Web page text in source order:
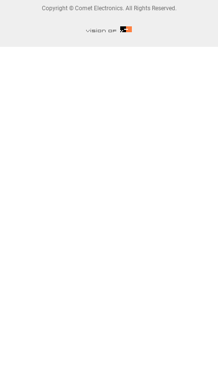
Copyright © Comet Electronics. All Rights Reserved.